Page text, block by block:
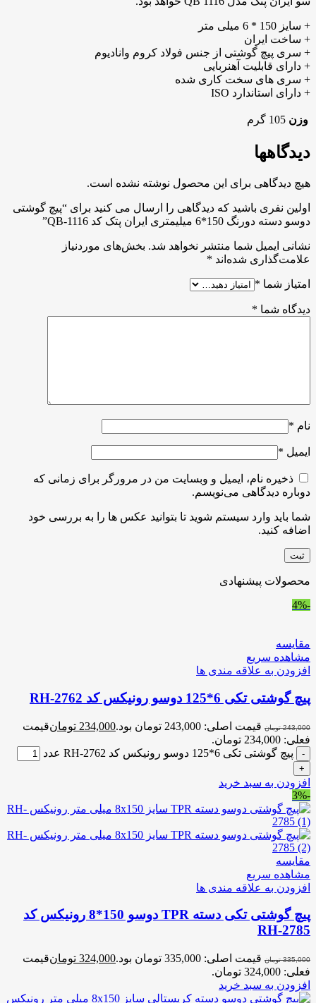
+ سایز 150 * 6 میلی متر
+ ساخت ایران
+ سری پیچ گوشتی از جنس فولاد کروم وانادیوم
+ دارای قابلیت آهنربایی
+ سری های سخت کاری شده
+ دارای استاندارد ISO
وزن 105 گرم
دیدگاهها
هیچ دیدگاهی برای این محصول نوشته نشده است.
اولین نفری باشید که دیدگاهی را ارسال می کنید برای “پیچ گوشتی
دوسو دسته دورنگ 150*6 میلیمتری ایران پتک کد QB-1116”
نشانی ایمیل شما منتشر نخواهد شد. بخش‌های موردنیاز
علامت‌گذاری شده‌اند *
امتیاز شما *
دیدگاه شما *
نام *
ایمیل *
ذخیره نام، ایمیل و وبسایت من در مرورگر برای زمانی که
دوباره دیدگاهی می‌نویسم.
شما باید وارد سیستم شوید تا بتوانید عکس ها را به بررسی خود
اضافه کنید.
محصولات پیشنهادی
-4%
مقایسه
مشاهده سریع
افزودن به علاقه مندی ها
پیچ گوشتی تکی 6*125 دوسو رونیکس کد RH-2762
243,000 تومان قیمت اصلی: 243,000 تومان بود. 234,000 تومانقیمت
فعلی: 234,000 تومان.
پیچ گوشتی تکی 6*125 دوسو رونیکس کد RH-2762 عدد
افزودن به سبد خرید
-3%
مقایسه
مشاهده سریع
افزودن به علاقه مندی ها
پیچ گوشتی تکی دسته TPR دوسو 150*8 رونیکس کد
RH-2785
335,000 تومان قیمت اصلی: 335,000 تومان بود. 324,000 تومانقیمت
فعلی: 324,000 تومان.
افزودن به سبد خرید